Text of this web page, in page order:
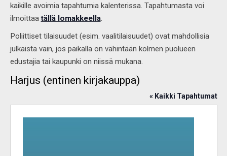
kaikille avoimia tapahtumia kalenterissa. Tapahtumasta voi
ilmoittaatällä lomakkeella.
Poliittiset tilaisuudet (esim. vaalitilaisuudet) ovat mahdollisia
julkaista vain, jos paikalla on vähintään kolmen puolueen
edustajia tai kaupunki on niissä mukana.
Harjus (entinen kirjakauppa)
« Kaikki Tapahtumat